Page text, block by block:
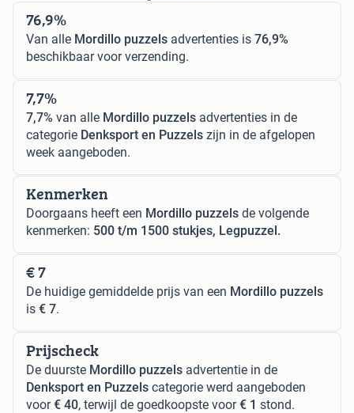
76,9%
Van alle Mordillo puzzels advertenties is 76,9%
beschikbaar voor verzending.
7,7%
7,7% van alle Mordillo puzzels advertenties in de
categorie Denksport en Puzzels zijn in de afgelopen
week aangeboden.
Kenmerken
Doorgaans heeft een Mordillo puzzels de volgende
kenmerken: 500 t/m 1500 stukjes, Legpuzzel.
€ 7
De huidige gemiddelde prijs van een Mordillo puzzels
is € 7.
Prijscheck
De duurste Mordillo puzzels advertentie in de
Denksport en Puzzels categorie werd aangeboden
voor€ 40, terwijl de goedkoopste voor€ 1 stond.